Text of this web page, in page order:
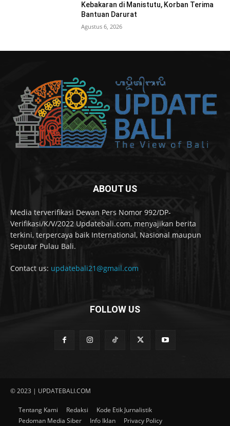
Kebakaran di Manistutu, Korban Terima
Bantuan Darurat
Agustus 6, 2026
ABOUT US
Media terverifikasi Dewan Pers Nomor 992/DP-
Verifikasi/K/V/2022 Updatebali.com, menyajikan berita
terkini, terpercaya baik International, Nasional maupun
Seputar Pulau Bali.
Contact us: updatebali21@gmail.com
FOLLOW US
© 2023 | UPDATEBALI.COM
Tentang Kami Redaksi
Kode Etik Jurnalistik
Pedoman Media Siber
Info Iklan Privacy Policy